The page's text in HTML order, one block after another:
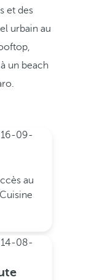
et des
urbain au
un beach
16-09-
au
Cuisine
14-08-